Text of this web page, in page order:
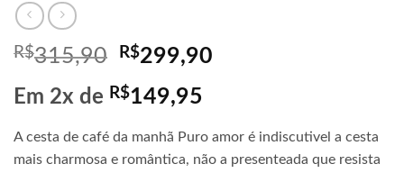
R$315,90 O
original
R$315,90.
R$299,90
R$299,90.
Em 2x de R$149,95
A cesta de café da manhã Puro amor é indiscutivel a cesta
mais charmosa e romântica, não a presenteada que resista